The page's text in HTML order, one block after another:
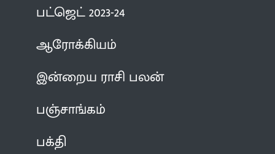
பட்ஜெட் 2023-24
ஆரோக்கியம்
இன்றைய ராசி பலன்
பஞ்சாங்கம்
பக்தி